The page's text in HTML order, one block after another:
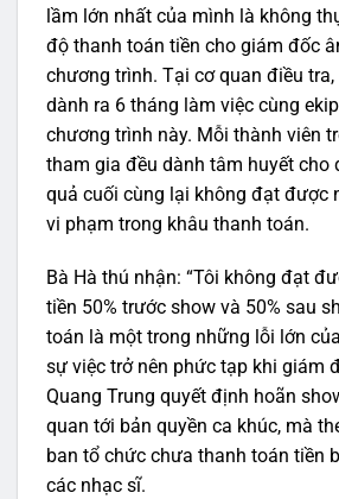
lầm lớn nhất của mình là không
độ thanh toán tiền cho giám đốc
chương trình. Tại cơ quan điều
dành ra 6 tháng làm việc cùng
chương trình này. Mỗi thành viên
tham gia đều dành tâm huyết cho
quả cuối cùng lại không đạt được
vi phạm trong khâu thanh toán.
Bà Hà thú nhận: “Tôi không đạt
tiền 50% trước show và 50% sau
toán là một trong những lỗi lớn
sự việc trở nên phức tạp khi giám
Quang Trung quyết định hoãn
quan tới bản quyền ca khúc, mà
ban tổ chức chưa thanh toán tiền
các nhạc sĩ.